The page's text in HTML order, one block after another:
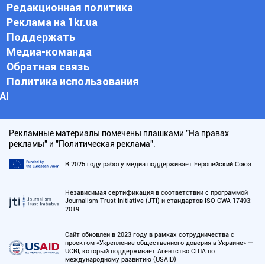
Редакционная политика
Реклама на 1kr.ua
Поддержать
Медиа-команда
Обратная связь
Политика использования
АI
Рекламные материалы помечены плашками "На правах
рекламы" и "Политическая реклама".
В 2025 году работу медиа поддерживает Европейский Союз
Независимая сертификация в соответствии с программой
Journalism Trust Initiative (JTI) и стандартов ISO CWA 17493:
2019
Сайт обновлен в 2023 году в рамках сотрудничества с
проектом «Укрепление общественного доверия в Украине» —
UCBI, который поддерживает Агентство США по
международному развитию (USAID)